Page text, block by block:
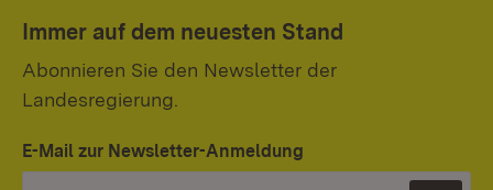
Immer auf dem neuesten Stand
Abonnieren Sie den Newsletter der
Landesregierung.
E-Mail zur Newsletter-Anmeldung